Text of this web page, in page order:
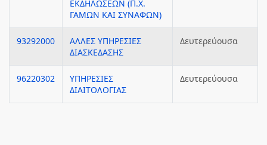
ΕΚΔΗΛΩΣΕΩΝ (Π.Χ.
ΓΑΜΩΝ ΚΑΙ ΣΥΝΑΦΩΝ)
93292000
ΑΛΛΕΣ ΥΠΗΡΕΣΙΕΣ
ΔΙΑΣΚΕΔΑΣΗΣ
Δευτερεύουσα
96220302
ΥΠΗΡΕΣΙΕΣ
ΔΙΑΙΤΟΛΟΓΙΑΣ
Δευτερεύουσα